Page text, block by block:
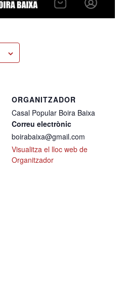
ORGANITZADOR
Casal Popular Boira Baixa
Correu electrònic
boirabaixa@gmail.com
Visualitza el lloc web de
Organitzador